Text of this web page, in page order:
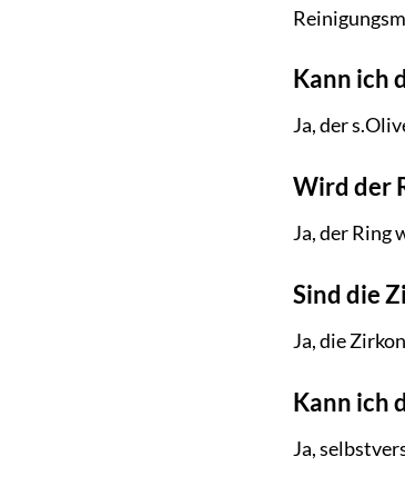
Kann ich
Ja, der
Wird der
Ja, der Ring
Sind die
Ja, die
Kann ich
Ja,